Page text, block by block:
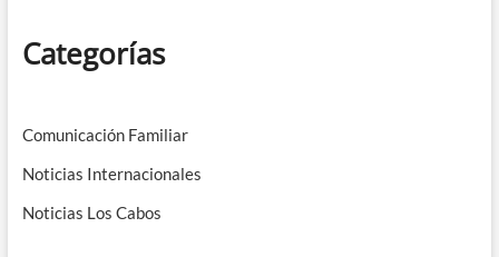
Categorías
Comunicación Familiar
Noticias Internacionales
Noticias Los Cabos